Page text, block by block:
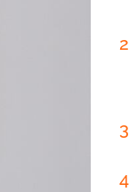
2
3
4